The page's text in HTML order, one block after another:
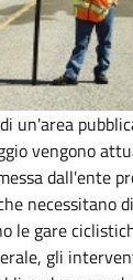
un'area
vengono
dall'ente
necessitano
le gare
gli